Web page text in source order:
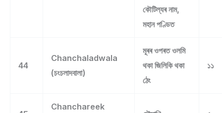
কৌটিল্যৰ নাম,
মহান পণ্ডিত
44
Chanchaladwala
(চংচলাদবালা)
মূৰৰ ওপৰত ওলমি
থকা জিলিকি থকা
ঠেং
১১
Chanchareek